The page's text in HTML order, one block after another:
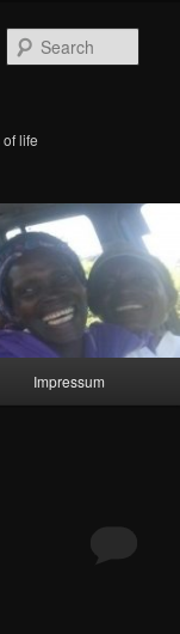
life
Impressum